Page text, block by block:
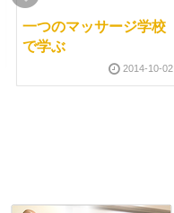
一つのマッサージ学校
で学ぶ
2014-10-02